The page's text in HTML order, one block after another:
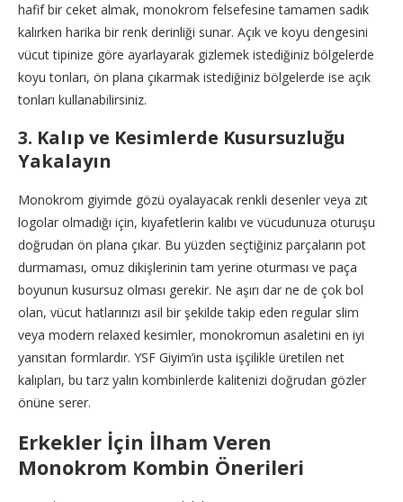
hafif bir ceket almak, monokrom felsefesine tamamen sadık
kalırken harika bir renk derinliği sunar. Açık ve koyu dengesini
vücut tipinize göre ayarlayarak gizlemek istediğiniz bölgelerde
koyu tonları, ön plana çıkarmak istediğiniz bölgelerde ise açık
tonları kullanabilirsiniz.
3. Kalıp ve Kesimlerde Kusursuzluğu
Yakalayın
Monokrom giyimde gözü oyalayacak renkli desenler veya zıt
logolar olmadığı için, kıyafetlerin kalıbı ve vücudunuza oturuşu
doğrudan ön plana çıkar. Bu yüzden seçtiğiniz parçaların pot
durmaması, omuz dikişlerinin tam yerine oturması ve paça
boyunun kusursuz olması gerekir. Ne aşırı dar ne de çok bol
olan, vücut hatlarınızı asil bir şekilde takip eden regular slim
veya modern relaxed kesimler, monokromun asaletini en iyi
yansıtan formlardır. YSF Giyim’in usta işçilikle üretilen net
kalıpları, bu tarz yalın kombinlerde kalitenizi doğrudan gözler
önüne serer.
Erkekler İçin İlham Veren
Monokrom Kombin Önerileri